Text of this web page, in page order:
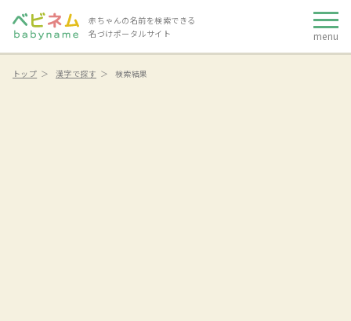
赤ちゃんの名前を検索できる
名づけポータルサイト
menu
トップ 漢字で探す 検索結果